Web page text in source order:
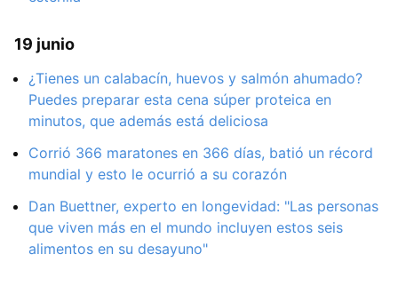
19 junio
¿Tienes un calabacín, huevos y salmón ahumado?
Puedes preparar esta cena súper proteica en
minutos, que además está deliciosa
Corrió 366 maratones en 366 días, batió un récord
mundial y esto le ocurrió a su corazón
Dan Buettner, experto en longevidad: "Las personas
que viven más en el mundo incluyen estos seis
alimentos en su desayuno"